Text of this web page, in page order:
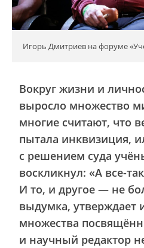
Игорь Дмитриев на форуме
Вокруг жизни и
выросло множество
многие считают, что
пытала инквизиция,
с решением суда
воскликнул: «А все-
И то, и другое — не
выдумка, утверждает
множества
и научный редактор